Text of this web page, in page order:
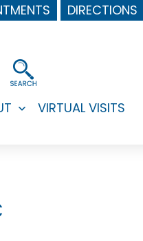
DIRECTIONS
Open
VIRTUAL VISITS